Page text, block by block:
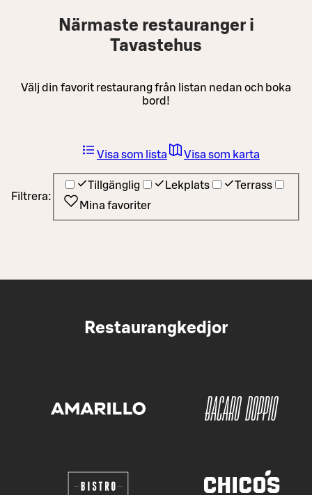
Närmaste restauranger i
Tavastehus
Välj din favorit restaurang från listan nedan och boka
bord!
Filtrera:
Tillgänglig Lekplats
Terrass
Mina favoriter
Visa som lista Visa som karta
Restaurangkedjor